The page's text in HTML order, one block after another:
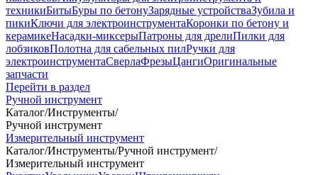
техникиБитыБуры по бетонуЗарядные устройстваЗубила и
пикиКлючи для электроинструментаКоронки по бетону и
керамикеНасадки-миксерыПатроны для дрелиПилки для
лобзиковПолотна для сабельных пилРучки для
электроинструментаСверлаФрезыЦангиОригинальные
запчасти
Перейти в раздел
Ручной инструмент
Каталог/Инструменты/
Ручной инструмент
Измерительный инструмент
Каталог/Инструменты/Ручной инструмент/
Измерительный инструмент